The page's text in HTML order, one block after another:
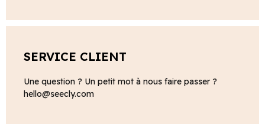
SERVICE CLIENT
Une question ? Un petit mot à nous faire passer ?
hello@seecly.com